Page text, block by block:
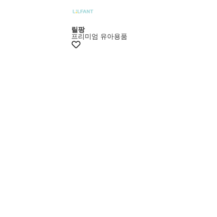
+15%쿠폰
릴팡
프리미엄 유아용품